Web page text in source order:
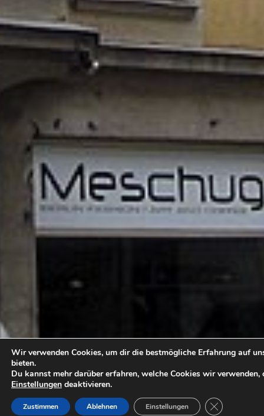
Wir verwenden Cookies, um dir die bestmögliche Erfahrung auf
bieten.
Du kannst mehr darüber erfahren, welche Cookies wir verwenden,
Einstellungen deaktivieren.
Zustimmen Ablehnen Einstellungen GDPR